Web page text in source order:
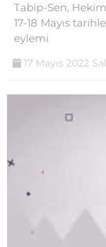
Tabip-Sen,
17-18 Mayıs
eylemi
17 Mayıs 2022